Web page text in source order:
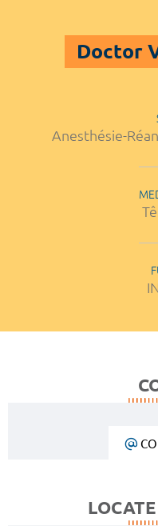
Doctor
Anesthésie-